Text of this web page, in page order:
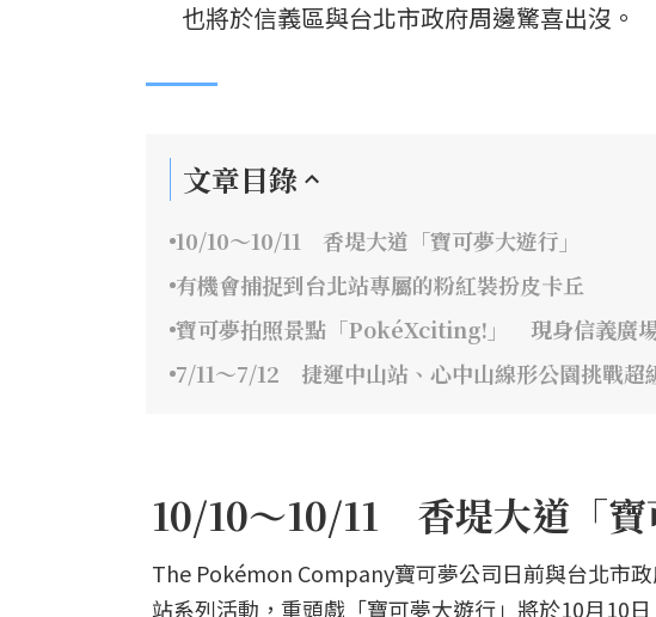
也將於信義區與台北市政府周邊驚喜出沒。
文章目錄
10/10～10/11 香堤大道「寶可夢大遊行」
有機會捕捉到台北站專屬的粉紅裝扮皮卡丘
寶可夢拍照景點「PokéXciting!」 現身信義廣
7/11～7/12 捷運中山站、心中山線形公園挑戰超
10/10～10/11 香堤大道「寶
The Pokémon Company寶可夢公司日前與台北市
站系列活動，重頭戲「寶可夢大遊行」將於10月10